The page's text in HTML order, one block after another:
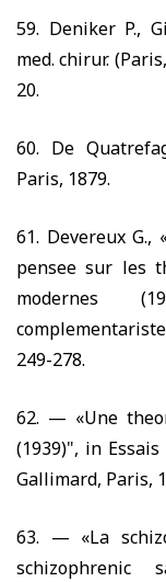
59. Deniker P.,
med. chirur.
20.
60. De
Paris, 1879.
61. Devereux G.,
pensee sur les
modernes
249-278.
62. — «Une
(1939)", in
Gallimard, Paris,
63. — «La
schizophrenic